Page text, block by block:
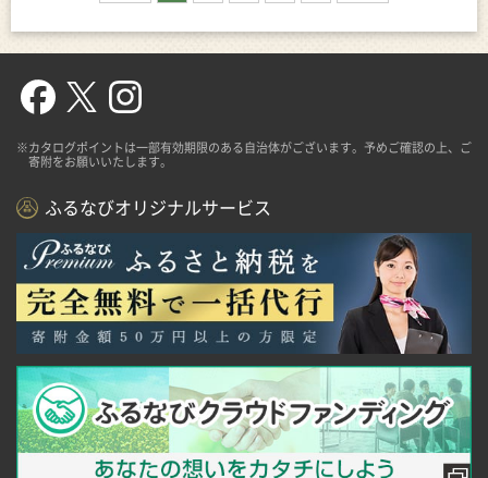
※カタログポイントは一部有効期限のある自治体がございます。予めご確認の上、ご
寄附をお願いいたします。
ふるなびオリジナルサービス